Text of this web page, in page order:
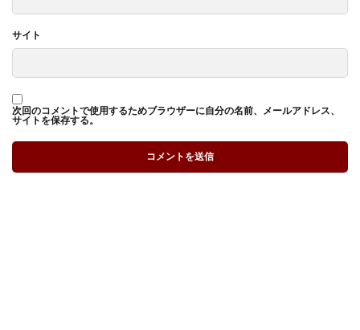
サイト
次回のコメントで使用するためブラウザーに自分の名前、メールアドレス、
サイトを保存する。